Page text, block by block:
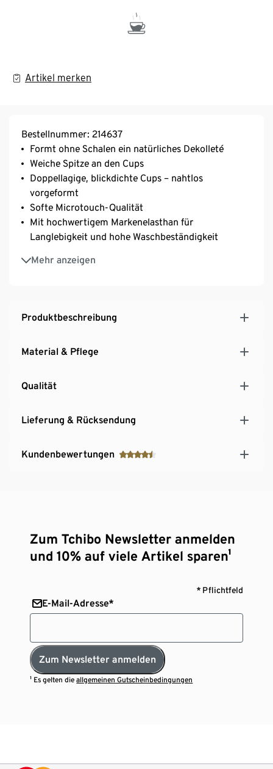
Artikel merken
Bestellnummer: 214637
Formt ohne Schalen ein natürliches Dekolleté
Weiche Spitze an den Cups
Doppellagige, blickdichte Cups – nahtlos
vorgeformt
Softe Microtouch-Qualität
Mit hochwertigem Markenelasthan für
Langlebigkeit und hohe Waschbeständigkeit
Mehr anzeigen
Optimale Passform: Träger- und Verschlussbreite
proportional an Cup-Grösse angepasst
Produktbeschreibung
Material & Pflege
Qualität
Lieferung & Rücksendung
Kundenbewertungen
Zum Tchibo Newsletter anmelden
und 10% auf viele Artikel sparen¹
* Pflichtfeld
E-Mail-Adresse*
Zum Newsletter anmelden
¹ Es gelten dieallgemeinen Gutscheinbedingungen